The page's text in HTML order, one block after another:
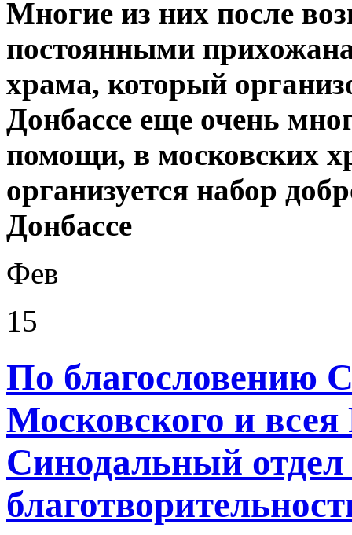
Многие из них после
постоянными
храма, который
Донбассе еще очень
помощи, в московских
организуется набор
Донбассе
Фев
15
По благословению
Московского и
Синодальный